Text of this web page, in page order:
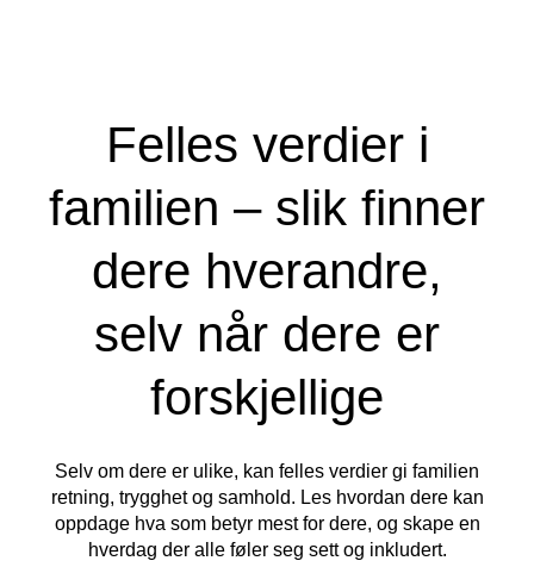
Felles verdier i
familien – slik finner
dere hverandre,
selv når dere er
forskjellige
Selv om dere er ulike, kan felles verdier gi familien
retning, trygghet og samhold. Les hvordan dere kan
oppdage hva som betyr mest for dere, og skape en
hverdag der alle føler seg sett og inkludert.